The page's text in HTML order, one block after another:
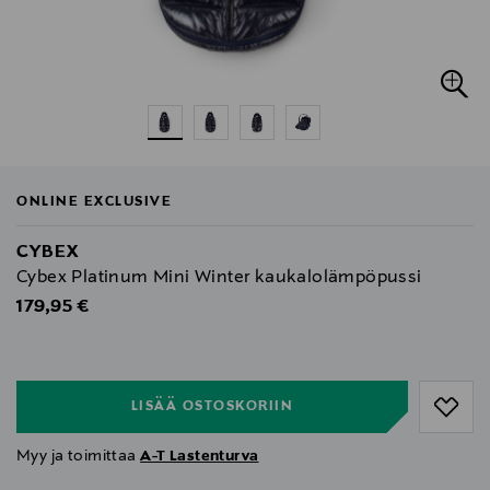
ONLINE EXCLUSIVE
CYBEX
Cybex Platinum Mini Winter kaukalolämpöpussi
Original Price
179,95 €
LISÄÄ OSTOSKORIIN
Myy ja toimittaaA-T Lastenturva